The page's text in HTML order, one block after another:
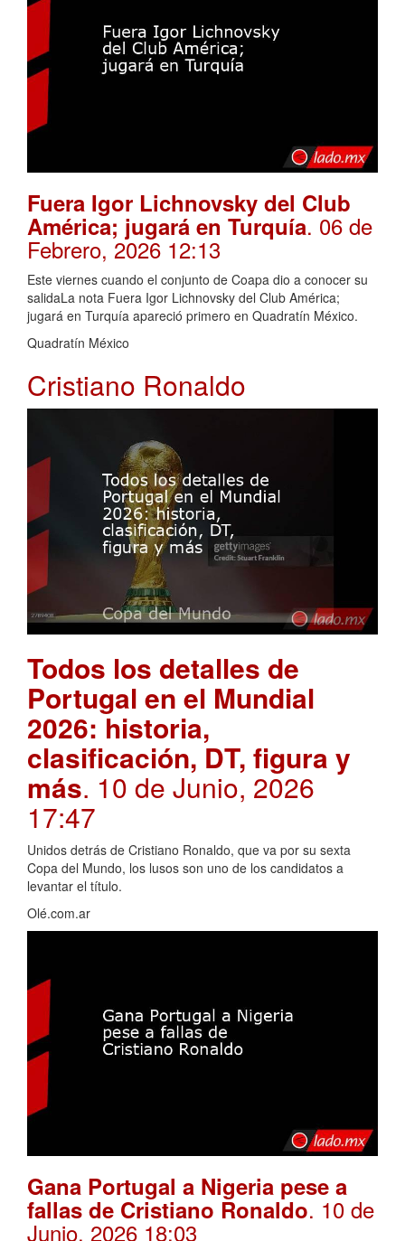
Fuera Igor Lichnovsky del Club
América; jugará en Turquía. 06 de
Febrero, 2026 12:13
Este viernes cuando el conjunto de Coapa dio a conocer su
salidaLa nota Fuera Igor Lichnovsky del Club América;
jugará en Turquía apareció primero en Quadratín México.
Quadratín México
Cristiano Ronaldo
Todos los detalles de
Portugal en el Mundial
2026: historia,
clasificación, DT, figura y
más. 10 de Junio, 2026
17:47
Unidos detrás de Cristiano Ronaldo, que va por su sexta
Copa del Mundo, los lusos son uno de los candidatos a
levantar el título.
Olé.com.ar
Gana Portugal a Nigeria pese a
fallas de Cristiano Ronaldo. 10 de
Junio, 2026 18:03